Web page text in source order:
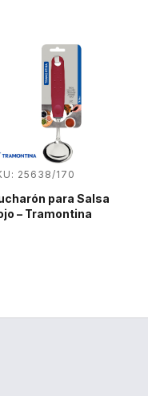
25638/170
para Salsa
– Tramontina